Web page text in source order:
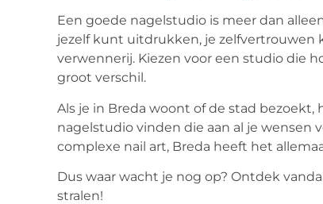
Een goede nagelstudio is meer dan
jezelf kunt uitdrukken, je
verwennerij. Kiezen voor een studio die
groot verschil.
Als je in Breda woont of de stad
nagelstudio vinden die aan al je wensen
complexe nail art, Breda heeft het
Dus waar wacht je nog op? Ontdek
stralen!